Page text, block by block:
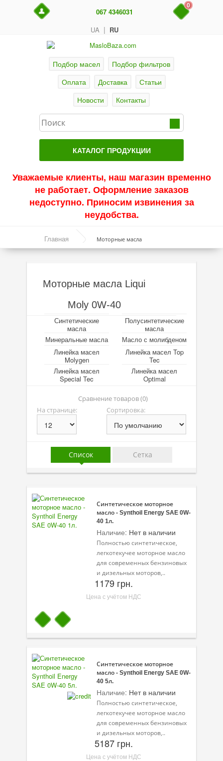
UA | RU
067 4346031
0
Подбор масел
Подбор фильтров
Оплата
Доставка
Статьи
Новости
Контакты
КАТАЛОГ ПРОДУКЦИИ
Актуальные продукты
Акции
Синтетические масла
Минеральные масла
Масло с молибденом
Линейка масел Molygen
Линейка масел Top Tec
Линейка масел Special Tec
Линейка масел Optimal
Присадки в масло
Присадки в топливо
Трансмиссионные масла
Сервисные продукты
Уход за кондиционером
Смазки
Специальные программы
Велосипедная программа
Масла для лодочных моторов
Моторное масло для мотоцикла
Оружейное масло
Садовая программа
Промышленная программа
Уважаемые клиенты, наш магазин временно
не работает. Оформление заказов
недоступно. Приносим извинения за
неудобства.
Главная Моторные масла
Моторные масла Liqui
Moly 0W-40
Настав час зіграти на Parimatchта перемогти.
Це дуже просто!
Синтетические
масла
Полусинтетические
масла
Минеральные масла
Масло с молибденом
Линейка масел
Molygen
Линейка масел Top
Tec
Линейка масел
Special Tec
Линейка масел
Optimal
Сравнение товаров (0)
На странице:
Сортировка:
Список Сетка
Синтетическое моторное
масло - Synthoil Energy SAE 0W-
40 1л.
Наличие: Нет в наличии
Полностью синтетическое,
легкотекучее моторное масло
для современных бензиновых
и дизельных моторов,..
1179 грн.
Цена с учётом НДС
Синтетическое моторное
масло - Synthoil Energy SAE 0W-
40 5л.
Наличие: Нет в наличии
Полностью синтетическое,
легкотекучее моторное масло
для современных бензиновых
и дизельных моторов,..
5187 грн.
Цена с учётом НДС